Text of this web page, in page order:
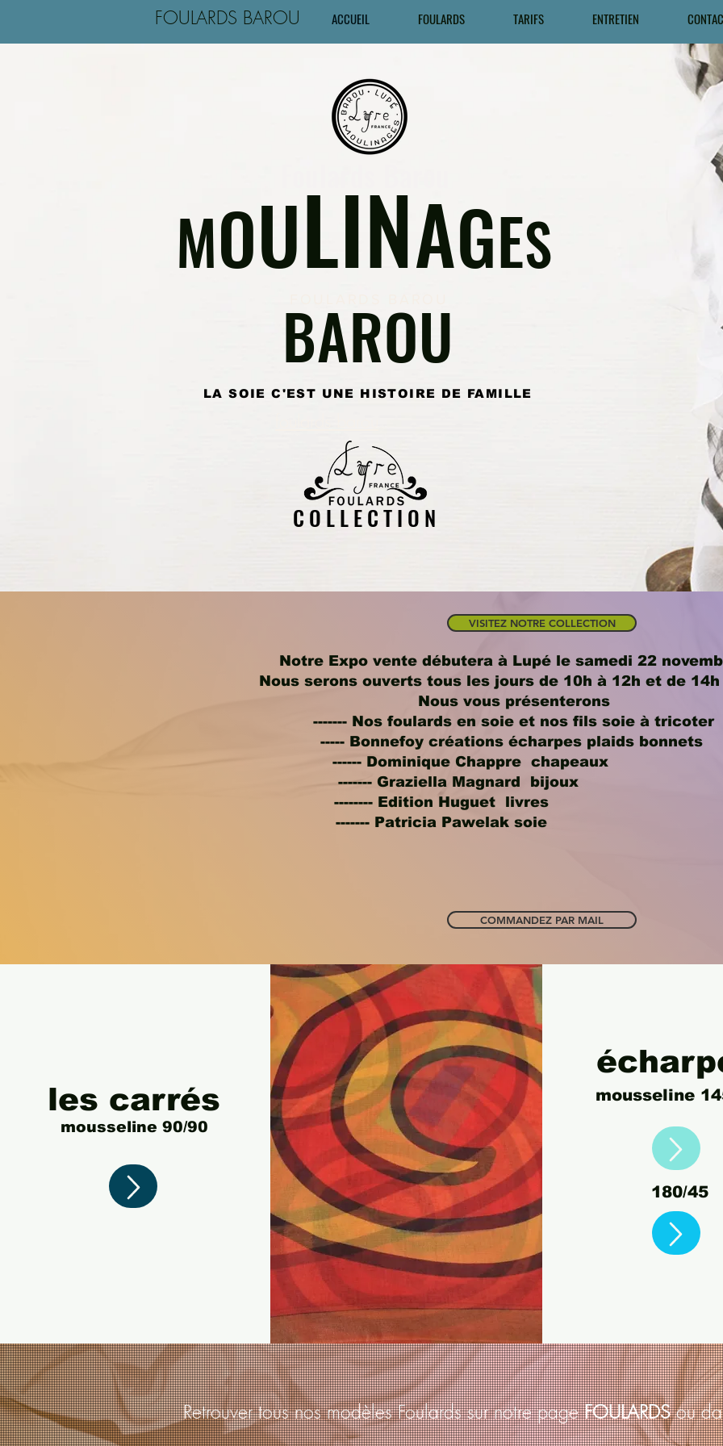
FOULARDS BAROU ACCUEIL FOULARDS TARIFS ENTRETIEN
MOULINAGES
BAROU
LA SOIE C'EST UNE HISTOIRE DE FAMILLE
C O L L E C T I O N
VISITEZ NOTRE COLLECTION
Notre Expo vente débutera à Lupé le samedi 22
Nous serons ouverts tous les jours de 10h à 12h et de 14h
Nous vous présenterons
------- Nos foulards en soie et nos fils soie à tricoter
----- Bonnefoy créations écharpes plaids bonnets
------ Dominique Chappre chapeaux
------- Graziella Magnard bijoux
-------- Edition Huguet livres
------- Patricia Pawelak soie
COMMANDEZ PAR MAIL
les carrés
mousseline 90/90
mousseline
180/45
Retrouver tous nos modèles Foulards sur notre pageFOULARDSou